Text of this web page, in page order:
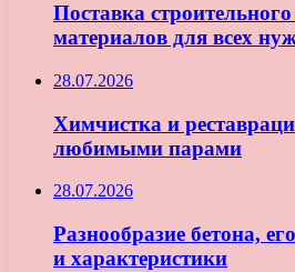
Поставка
материалов для всех
28.07.2026
Химчистка и
любимыми парами
28.07.2026
Разнообразие бетона,
и характеристики